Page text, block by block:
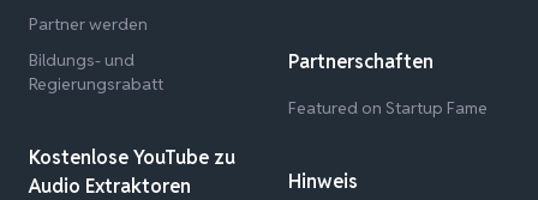
Partner werden
Bildungs- und
Regierungsrabatt
Kostenlose YouTube zu
Audio Extraktoren
Partnerschaften
Featured on Startup Fame
Hinweis